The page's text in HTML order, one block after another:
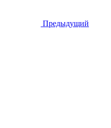
Предыдущий